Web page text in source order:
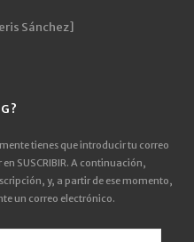
Sánchez]
tienes que introducir tu correo
SUSCRIBIR. A continuación,
y, a partir de ese momento,
un correo electrónico.